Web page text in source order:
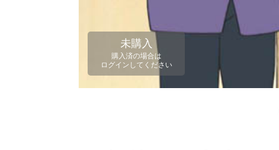
未購入
購入済の場合は
ログインしてください